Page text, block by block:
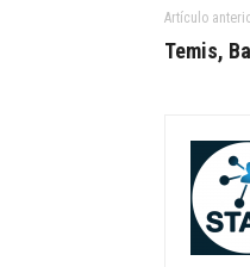
Artículo
Temis,